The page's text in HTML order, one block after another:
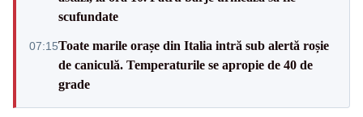
scufundate
07:15Toate marile orașe din Italia intră sub alertă roșie
de caniculă. Temperaturile se apropie de 40 de
grade